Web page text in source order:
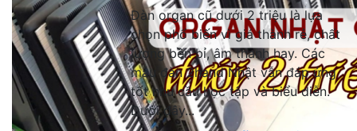
Đàn organ cũ dưới 2 triệu là lựa
chọn phổ biến vì giá thành rẻ, chất
lượng bền bỉ, âm thanh hay. Các
mẫu đàn 2hand Nhật vẫn đáp ứng
tốt nhu cầu học tập và biểu diễn.
Dưới đây...